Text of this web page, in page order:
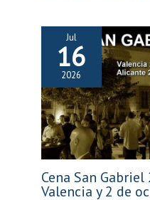
Jul
16
2026
Cena San
Valencia y 2 de